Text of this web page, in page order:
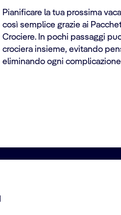
Pianificare la tua prossima
così semplice grazie ai
Crociere. In pochi passaggi
crociera insieme, evitando
eliminando ogni